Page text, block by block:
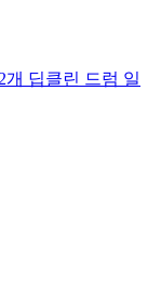
개 딥클린 드럼 일